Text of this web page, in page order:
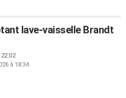
lave-vaisselle Brandt
à 18:34